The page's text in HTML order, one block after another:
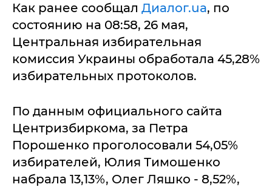
Как ранее сообщал Диалог.ua, по
состоянию на 08:58, 26 мая,
Центральная избирательная
комиссия Украины обработала 45,28%
избирательных протоколов.
По данным официального сайта
Центризбиркома, за Петра
Порошенко проголосовали 54,05%
избирателей, Юлия Тимошенко
набрала 13,13%, Олег Ляшко - 8,52%,